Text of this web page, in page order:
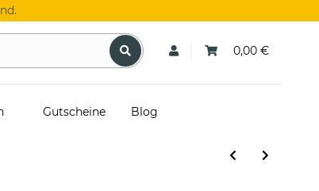
0,00 €
Gutscheine Blog